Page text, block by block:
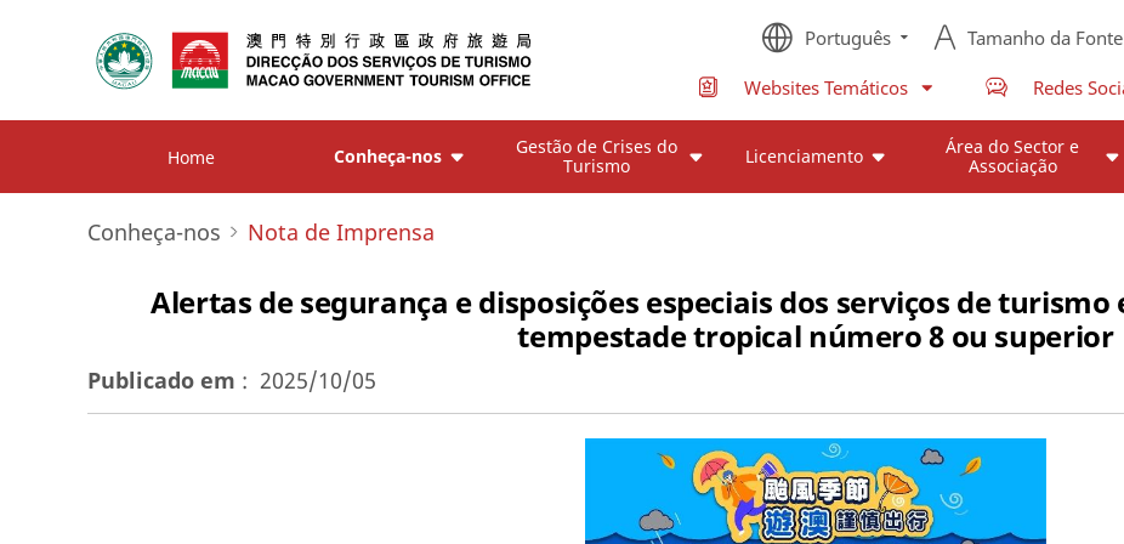
Português Tamanho da Fonte
Websites Temáticos Redes
Home Conheça-nos
Gestão de Crises do
Turismo
Licenciamento
Área do Sector e
Associação
Conheça-nos Nota de Imprensa
Alertas de segurança e disposições especiais dos serviços de
tempestade tropical número 8 ou superior
Publicado em : 2025/10/05